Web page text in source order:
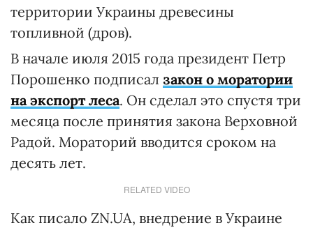
территории Украины древесины
топливной (дров).
В начале июля 2015 года президент Петр
Порошенко подписал закон о моратории
на экспорт леса. Он сделал это спустя три
месяца после принятия закона Верховной
Радой. Мораторий вводится сроком на
десять лет.
RELATED VIDEO
Как писало ZN.UA, внедрение в Украине